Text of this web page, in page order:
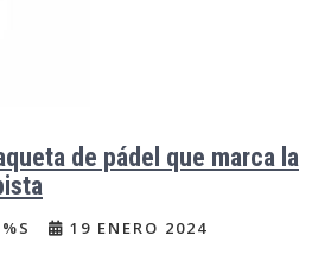
de pádel que marca la
19 ENERO 2024